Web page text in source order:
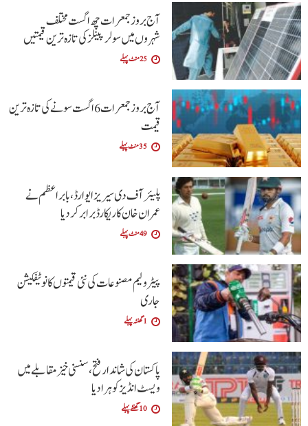
آج بروز جمعرات چھ اگست مختلف
شہروں میں سولر پینلز کی تازہ ترین قیمتیں
25 منٹ پہلے
آج بروز جمعرات 6 اگست سونے کی تازہ ترین
قیمت
35 منٹ پہلے
پلیئرآف دی سیریز ایوارڈ،بابراعظم نے
عمران خان کا ریکارڈ برابر کردیا
49 منٹ پہلے
پیٹرولیم مصنوعات کی نئی قیمتوں کا نوٹیفکیشن
جاری
1 گھنٹہ پہلے
پاکستان کی شاندار فتح،سنسنی خیز مقابلے میں
ویسٹ انڈیز کو ہرا دیا
10 گھنٹے پہلے